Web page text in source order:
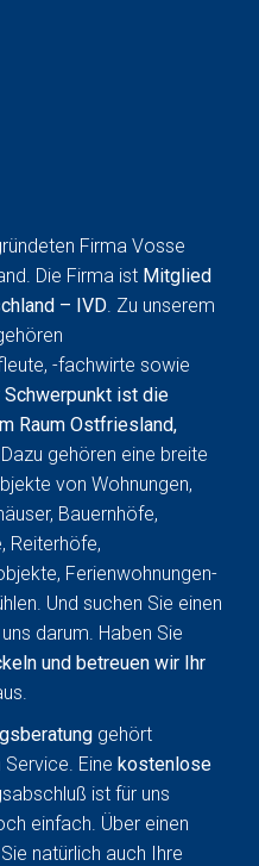
Firma Vosse
Die Firma ist Mitglied
– IVD. Zu unserem
-fachwirte sowie
Schwerpunkt ist die
Raum Ostfriesland,
gehören eine breite
von Wohnungen,
Bauernhöfe,
Reiterhöfe,
Ferienwohnungen-
Und suchen Sie einen
darum. Haben Sie
und betreuen wir Ihr
gehört
Eine kostenlose
ist für uns
einfach. Über einen
natürlich auch Ihre